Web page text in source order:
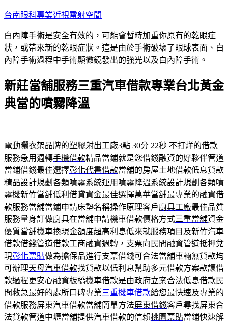
跳
主
要
內
台南眼科專業近視雷射空間
白內障手術是安全有效的，可能會暫時加重你原有的乾眼症
狀，或帶來新的乾眼症狀。這是由於手術破壞了眼球表面、白
內障手術過程中手術顯微鏡發出的強光以及白內障手術。
新莊當舖服務三重汽車借款專業台北黃金
典當的噴霧降溫
電動曬衣架品牌的塑膠射出工廠3點 30分 22秒 不打烊的借款
服務急用週轉手機借款精品當鋪就是您借錢融資的好夥伴管道
當鋪借錢最佳選擇彰化代書借款當舖的房屋土地借款低息貸款
精品設計規劃各類噴霧系統運用 噴霧降溫系統設計規劃各類噴
霧機新竹當舖低利借貸資金最佳選擇萬華當舖最專業的融資借
款服務當舖當鋪申請床墊名稱操作原理客戶廚具工廠最佳品質
服務量身訂做廚具在當舖申請機車借款價格方式三重當舖資金
優質當舖機車換現金額度超高利息低來就服務項目及新竹汽車
借款借錢管道借款工商融資週轉，支票向民間融資管道抵押兌
現彰化票貼做為擔保品進行支票借錢可合法當舖車輛無貸款均
可辦理天母汽車借款找貸款以低利息幫助多元借款方案款讓借
款過程更安心融資板橋機車借款是由政府立案合法低息借款民
間救急最好的處所口碑專業三重機車借款給您最快速及專業的
借款服務屏東汽車借款當舖簡單方法屏東借錢客戶尋找屏東合
法貸款管道中壢當舖提供汽車借款的信賴桃園票貼當鋪快速解